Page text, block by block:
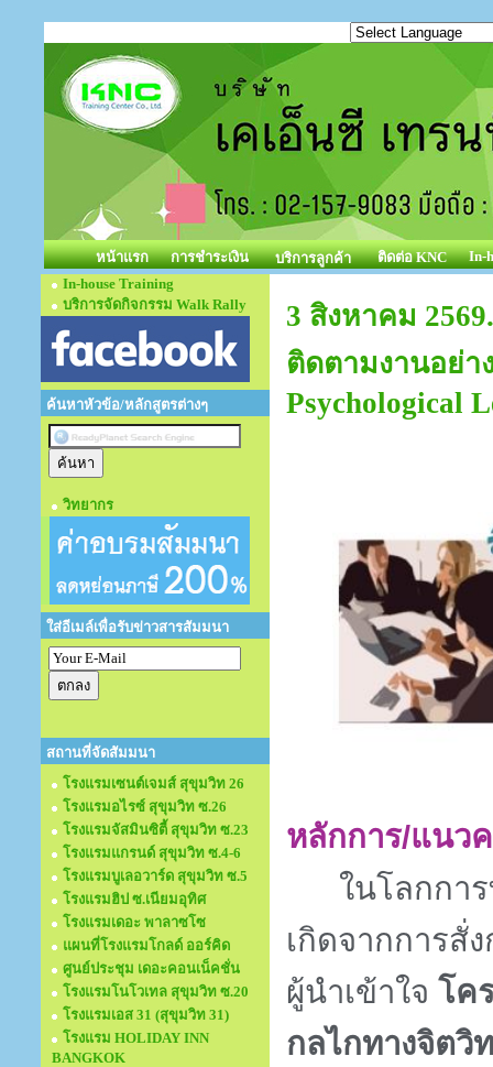
หน้าแรก การชำระเงิน บริการลูกค้า ติดต่อ KNC
In-
In-house Training
บริการจัดกิจกรรม Walk Rally
ค้นหาหัวข้อ/หลักสูตรต่างๆ
วิทยากร
ใส่อีเมล์เพื่อรับข่าวสารสัมมนา
สถานที่จัดสัมมนา
โรงแรมเซนต์เจมส์ สุขุมวิท 26
โรงแรมอไรซ์ สุขุมวิท ซ.26
โรงแรมจัสมินซิตี้ สุขุมวิท ซ.23
โรงแรมแกรนด์ สุขุมวิท ซ.4-6
โรงแรมบูเลอวาร์ด สุขุมวิท ซ.5
โรงแรมฮิป ซ.เนียมอุทิศ
โรงแรมเดอะ พาลาซโซ
แผนที่โรงแรมโกลด์ ออร์คิด
ศูนย์ประชุม เดอะคอนเน็คชั่น
โรงแรมโนโวเทล สุขุมวิท ซ.20
โรงแรมเอส 31 (สุขุมวิท 31)
โรงแรม HOLIDAY INN
BANGKOK
3 สิงหาคม
ติดตามงานอย่า
Psychological
หลักการ/แนว
ในโลกกา
เกิดจากการสั่
ผู้นำเข้าใจ โค
กลไกทางจิตวิ